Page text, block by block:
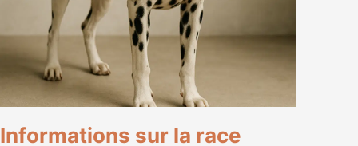
Informations sur la race